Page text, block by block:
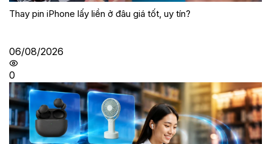
Thay pin iPhone lấy liền ở đâu giá tốt, uy tín?
06/08/2026
0